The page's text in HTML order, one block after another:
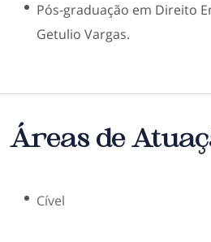
O
Pós-graduação em Direito
Getulio Vargas.
Áreas de
Cível